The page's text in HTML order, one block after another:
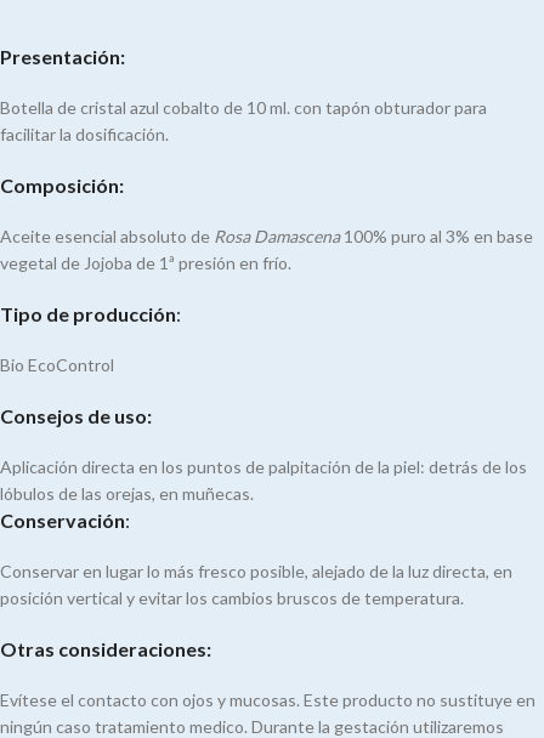
Presentación:
Botella de cristal azul cobalto de 10 ml. con tapón obturador para
facilitar la dosificación.
Composición:
Aceite esencial absoluto de Rosa Damascena100% puro al 3% en base
vegetal de Jojoba de 1ª presión en frío.
Tipo de producción:
Bio EcoControl
Consejos de uso:
Aplicación directa en los puntos de palpitación de la piel: detrás de los
lóbulos de las orejas, en muñecas.
Conservación:
Conservar en lugar lo más fresco posible, alejado de la luz directa, en
posición vertical y evitar los cambios bruscos de temperatura.
Otras consideraciones:
Evítese el contacto con ojos y mucosas. Este producto no sustituye en
ningún caso tratamiento medico. Durante la gestación utilizaremos